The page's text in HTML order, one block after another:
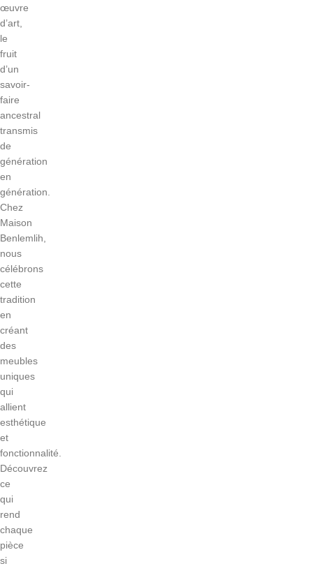
œuvre
d’art,
le
fruit
d’un
savoir-
faire
ancestral
transmis
de
génération
en
génération.
Chez
Maison
Benlemlih,
nous
célébrons
cette
tradition
en
créant
des
meubles
uniques
qui
allient
esthétique
et
fonctionnalité.
Découvrez
ce
qui
rend
chaque
pièce
si